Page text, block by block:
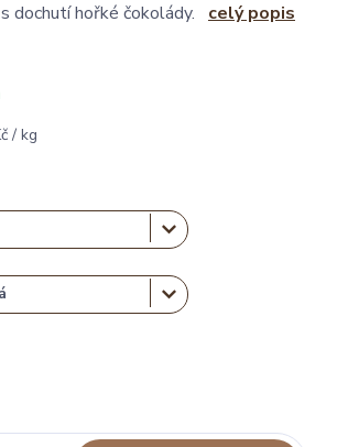
dochutí hořké čokolády. celý popis
/ kg